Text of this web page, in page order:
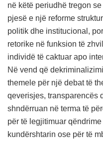
në këtë periudhë tregon
pjesë e një reforme
politik dhe institucional,
retorike në funksion të
individë të caktuar apo
Në vend që
themele për një debat të
qeverisjes, transparencës
shndërruan në terma të
për të legjitimuar
kundërshtarin ose për të